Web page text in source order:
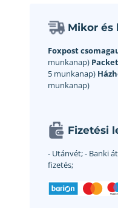
Mikor és
Foxpost
munkanap)
5 munkanap)
munkanap)
Fizetési
- Utánvét;- Banki
fizetés;